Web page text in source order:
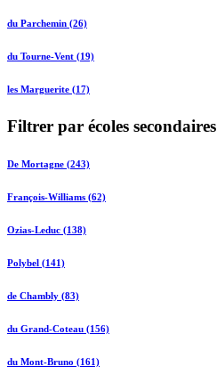
du Parchemin (26)
du Tourne-Vent (19)
les Marguerite (17)
Filtrer par écoles secondaires
De Mortagne (243)
François-Williams (62)
Ozias-Leduc (138)
Polybel (141)
de Chambly (83)
du Grand-Coteau (156)
du Mont-Bruno (161)